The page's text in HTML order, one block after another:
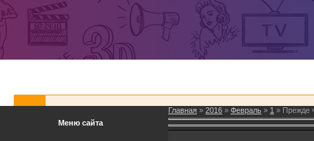
Меню сайта
Главная » 2016 » Февраль » 1 » Прежде